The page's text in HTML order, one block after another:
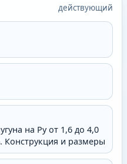
действующий
на Ру от 1,6 до 4,0
Конструкция и размеры